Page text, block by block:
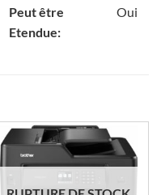
Peut être
Etendue:
Oui